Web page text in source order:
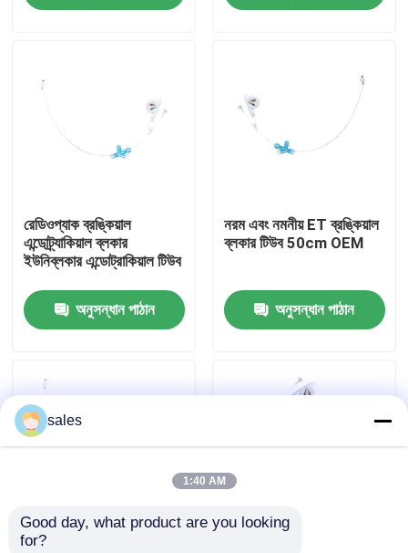
পণ্য
VR প্রদর্শন
কারখানা ভ্রমণ
মান নিয়ন্ত্রণ
উদ্ধৃতির জন্য আবেদন
ল্যারিঞ্জিয়াল মাস্ক এয়ারওয়ে
রেডিওপ্যাক ব্রঙ্কিয়াল
এন্ডোট্র্যাকিয়াল ব্লকার
ইউনিব্লকার এন্ডোট্রাকিয়াল টিউব
অনুসন্ধান পাঠান
নরম এবং নমনীয় ET ব্রঙ্কিয়াল
ব্লকার টিউব 50cm OEM
অনুসন্ধান পাঠান
মেডিকেল এনেস্থেশিয়ার জন্য
sales
1:40 AM
Good day, what product are you looking
for?